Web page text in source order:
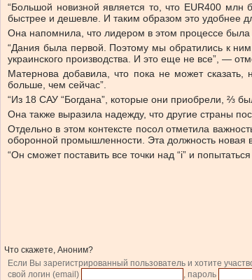
“Большой новизной является то, что EUR400
быстрее и дешевле. И таким образом это удобнее
Она напомнила, что лидером в этом процессе
“Дания была первой. Поэтому мы обратились к
украинского производства. И это еще не все”, —
Матернова добавила, что пока не может сказать,
больше, чем сейчас”.
“Из 18 САУ “Богдана”, которые они приобрели, ⅔
Она также выразила надежду, что другие страны
Отдельно в этом контексте посол отметила
оборонной промышленности. Эта должность новая
“Он сможет поставить все точки над “i” и
Что скажете, Аноним?
Если Вы зарегистрированный пользователь и хотите
свой логин (email)
, пароль